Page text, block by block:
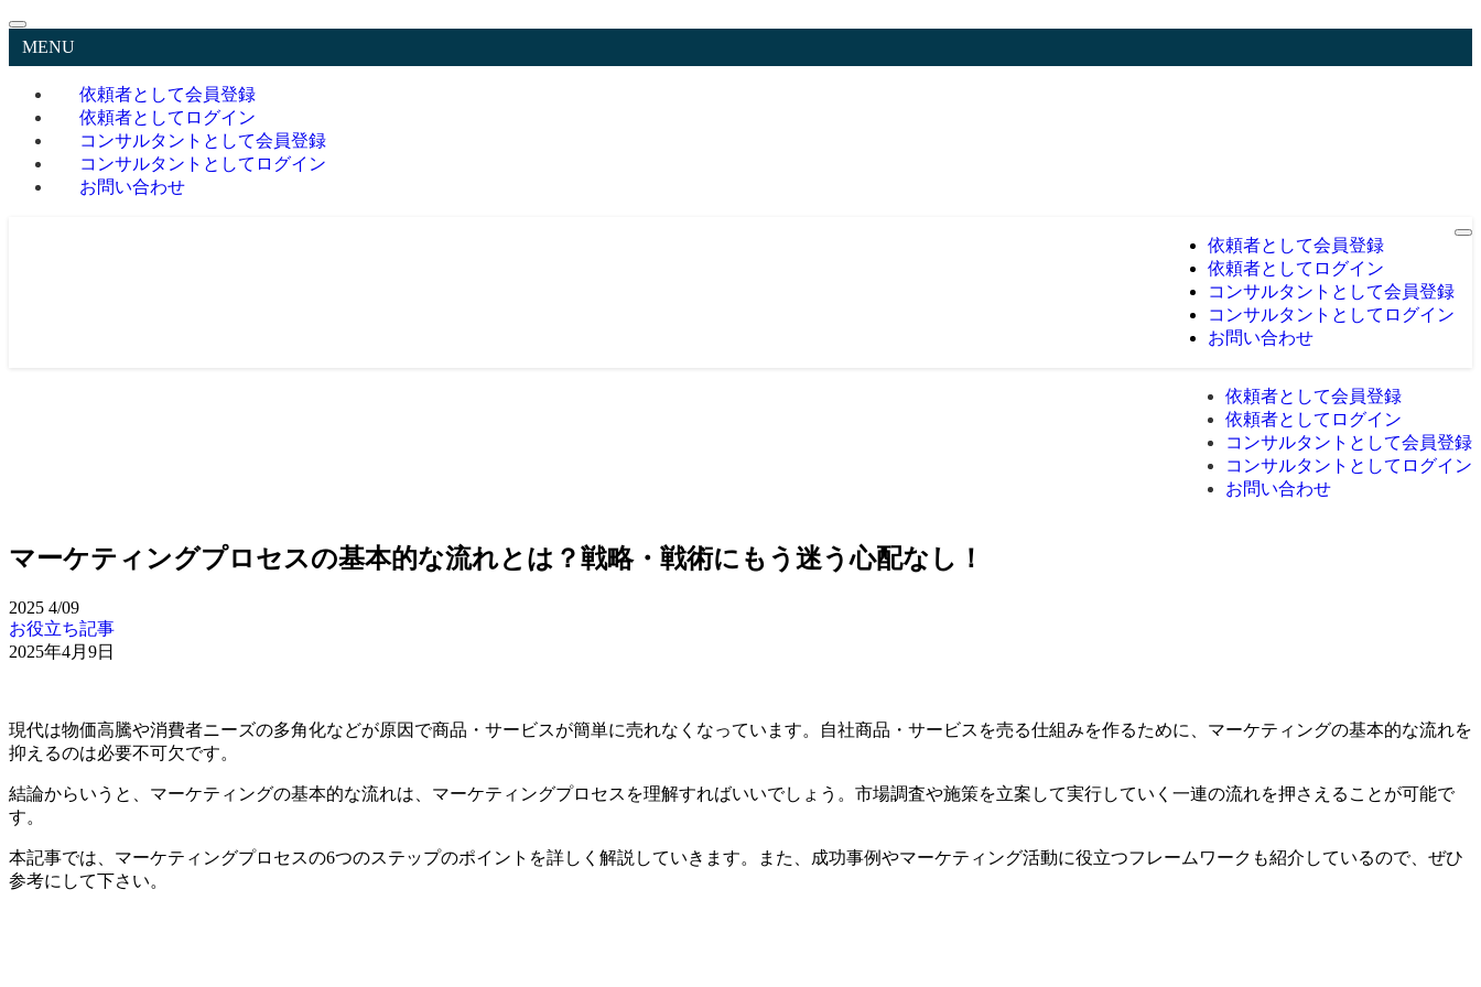
MENU
依頼者として会員登録
依頼者としてログイン
コンサルタントとして会員登録
コンサルタントとしてログイン
お問い合わせ
依頼者として会員登録
依頼者としてログイン
コンサルタントとして会員登録
コンサルタントとしてログイン
お問い合わせ
依頼者として会員登録
依頼者としてログイン
コンサルタントとして会員登録
コンサルタントとしてログイン
お問い合わせ
マーケティングプロセスの基本的な流れとは？戦略・戦術にもう迷う心配なし！
2025 4/09
お役立ち記事
2025年4月9日
現代は物価高騰や消費者ニーズの多角化などが原因で商品・サービスが簡単に売れなくなっています。自社商品・サービスを売る仕組みを作るために、マーケティングの基本的な流れを
抑えるのは必要不可欠です。
結論からいうと、マーケティングの基本的な流れは、マーケティングプロセスを理解すればいいでしょう。市場調査や施策を立案して実行していく一連の流れを押さえることが可能で
す。
本記事では、マーケティングプロセスの6つのステップのポイントを詳しく解説していきます。また、成功事例やマーケティング活動に役立つフレームワークも紹介しているので、ぜひ
参考にして下さい。